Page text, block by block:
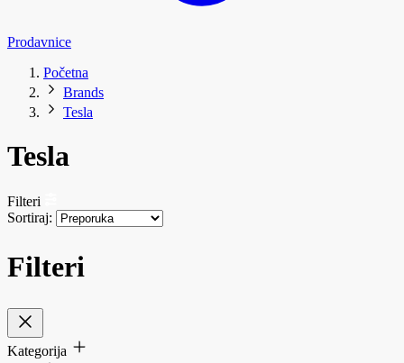
Prodavnice
Početna
Brands
Tesla
Tesla
Filteri
Sortiraj:
Filteri
Kategorija